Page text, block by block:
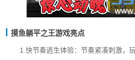
摸鱼躺平之王游戏亮点
1.快节奏逃生体验：节奏紧凑刺激，